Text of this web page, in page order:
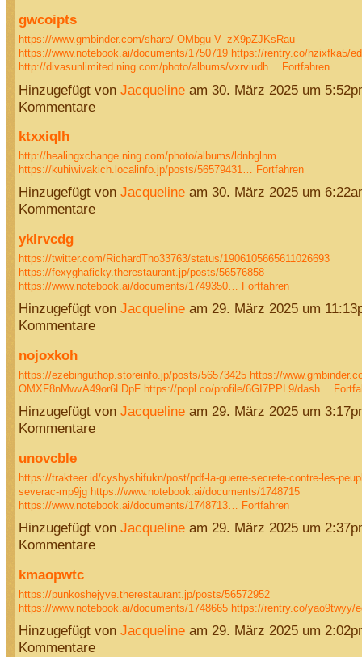
gwcoipts
https://www.gmbinder.com/share/-OMbgu-V_zX9pZJKsRau
https://www.notebook.ai/documents/1750719 https://rentry.co/hzixfka5/
http://divasunlimited.ning.com/photo/albums/vxrviudh… Fortfahren
Hinzugefügt von Jacquelineam 30. März 2025 um
Kommentare
ktxxiqlh
http://healingxchange.ning.com/photo/albums/ldnbglnm
https://kuhiwivakich.localinfo.jp/posts/56579431… Fortfahren
Hinzugefügt von Jacquelineam 30. März 2025 um
Kommentare
yklrvcdg
https://twitter.com/RichardTho33763/status/1906105665611026693
https://fexyghaficky.therestaurant.jp/posts/56576858
https://www.notebook.ai/documents/1749350… Fortfahren
Hinzugefügt von Jacquelineam 29. März 2025 um
Kommentare
nojoxkoh
https://ezebinguthop.storeinfo.jp/posts/56573425 https://
OMXF8nMwvA49or6LDpF https://popl.co/profile/6GI7PPL9/dash…
Hinzugefügt von Jacquelineam 29. März 2025 um
Kommentare
unovcble
https://trakteer.id/cyshyshifukn/post/pdf-la-guerre-secrete-contre-les-
severac-mp9jg https://www.notebook.ai/documents/1748715
https://www.notebook.ai/documents/1748713… Fortfahren
Hinzugefügt von Jacquelineam 29. März 2025 um
Kommentare
kmaopwtc
https://punkoshejyve.therestaurant.jp/posts/56572952
https://www.notebook.ai/documents/1748665 https://rentry.co/yao9twyy/
Hinzugefügt von Jacquelineam 29. März 2025 um
Kommentare